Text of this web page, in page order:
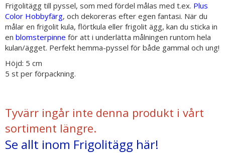
Frigolitägg till pyssel, som med fördel målas med t.ex. Plus
Color Hobbyfärg, och dekoreras efter egen fantasi. När du
målar en frigolit kula, flörtkula eller frigolit ägg, kan du sticka in
en blomsterpinne för att i underlätta målningen runtom hela
kulan/ägget. Perfekt hemma-pyssel för både gammal och ung!
Höjd: 5 cm
5 st per förpackning.
Tyvärr ingår inte denna produkt i vårt
sortiment längre.
Se allt inom Frigolitägg här!